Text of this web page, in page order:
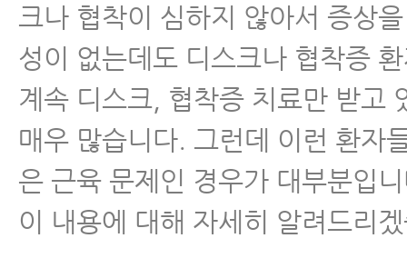
크나 협착이 심하지 않아서 증상
성이 없는데도 디스크나 협착증
계속 디스크, 협착증 치료만 받고
매우 많습니다. 그런데 이런 환자
은 근육 문제인 경우가 대부분입
이 내용에 대해 자세히 알려드리